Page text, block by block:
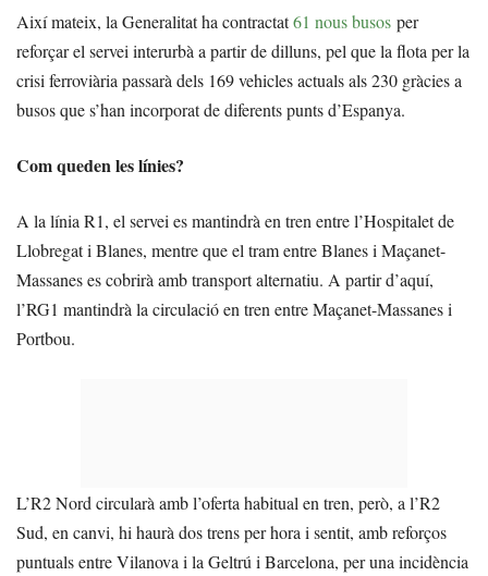
Així mateix, la Generalitat ha contractat61 nous busos per
reforçar el servei interurbà a partir de dilluns, pel que la flota per la
crisi ferroviària passarà dels 169 vehicles actuals als 230 gràcies a
busos que s’han incorporat de diferents punts d’Espanya.
Com queden les línies?
A la línia R1, el servei es mantindrà en tren entre l’Hospitalet de
Llobregat i Blanes, mentre que el tram entre Blanes i Maçanet-
Massanes es cobrirà amb transport alternatiu. A partir d’aquí,
l’RG1 mantindrà la circulació en tren entre Maçanet-Massanes i
Portbou.
L’R2 Nord circularà amb l’oferta habitual en tren, però, a l’R2
Sud, en canvi, hi haurà dos trens per hora i sentit, amb reforços
puntuals entre Vilanova i la Geltrú i Barcelona, per una incidència